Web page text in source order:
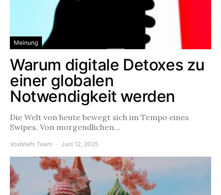
Meinung
Warum digitale Detoxes zu
einer globalen
Notwendigkeit werden
Die Welt von heute bewegt sich im Tempo eines
Swipes. Von morgendlichen…
Voxbriefs Team Juni 12, 2025